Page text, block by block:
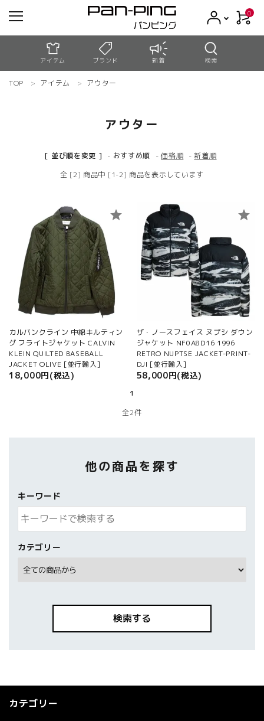
0
アイテム ブランド 新着 検索
meeting_room ログイン person 新規会員登録
search
コンテンツ
アウトレット
お買い物ガイド
ご利用ガイド
プライバシーポリシー
お問い合わせ
TOP アイテム アウター
アウター
[ 並び順を変更 ] - おすすめ順 -価格順 -新着順
全 [2] 商品中 [1-2] 商品を表示しています
カルバンクライン 中綿キルティン
グ フライトジャケット CALVIN
KLEIN QUILTED BASEBALL
JACKET OLIVE [並行輸入]
18,000円(税込)
star
ザ・ノースフェイス ヌプシ ダウン
ジャケット NF0A8D16 1996
RETRO NUPTSE JACKET-PRINT-
DJI [並行輸入]
58,000円(税込)
star
1
全2件
他の商品を探す
キーワード
カテゴリー
検索する
キーワード
カテゴリー